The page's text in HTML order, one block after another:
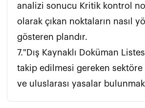
analizi sonucu Kritik kontrol
olarak çıkan noktaların nasıl
gösteren plandır.
7."Dış Kaynaklı Doküman
takip edilmesi gereken sektöre
ve uluslarası yasalar